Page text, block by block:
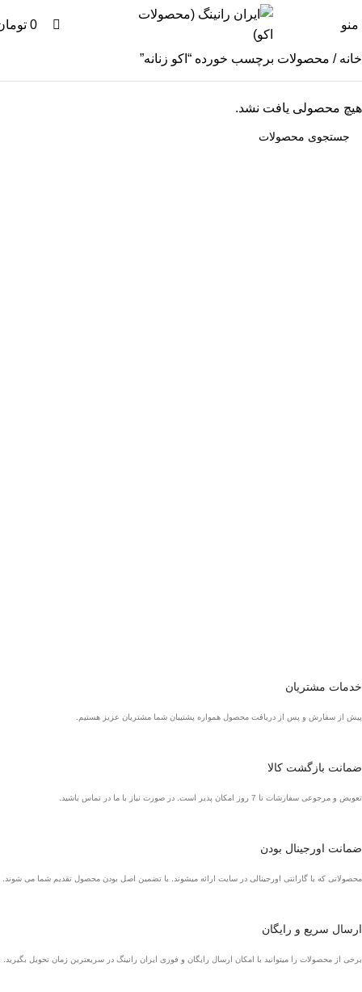
منو 0
خانه محصولات برچسب خورده “اکو زنانه”
هیچ محصولی یافت نشد.
خدمات مشتریان
پیش از سفارش و پس از دریافت محصول همواره پشتیبان شما مشتریان عزیز هستیم.
ضمانت بازگشت کالا
تعویض و مرجوعی سفارشات تا 7 روز امکان پذیر است. در صورت نیاز با ما در تماس باشید.
ضمانت اورجینال بودن
محصولاتی که با گارانتی اورجینالی در سایت ارائه میشوند. با تضمین اصل بودن محصول تقدیم شما می شوند.
ارسال سریع و رایگان
برخی از محصولات را میتوانید با امکان ارسال رایگان و فوری ایران رانینگ در سریعترین زمان تحویل بگیرید.
ما را در اینستاگرام دنبال کنید